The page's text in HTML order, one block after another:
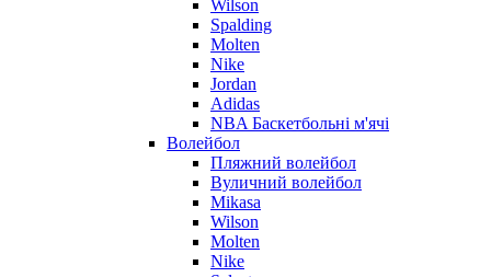
Wilson
Spalding
Molten
Nike
Jordan
Adidas
NBA Баскетбольні м'ячі
Волейбол
Пляжний волейбол
Вуличний волейбол
Mikasa
Wilson
Molten
Nike